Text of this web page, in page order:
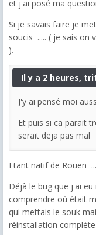
et j'ai posé ma
Si je savais faire je
soucis ..... ( je sais
).
Il y a 2 heures,
J'y ai pensé moi
Et puis si ca parait
serait deja pas mal
Etant natif de Rouen
Déjà le bug que j'ai
comprendre où était
qui mettais le souk
réinstallation